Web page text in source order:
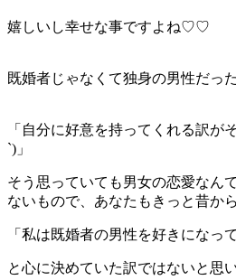
嬉しいし幸せな事ですよね♡♡
既婚者じゃなくて独身の男性だっ
「自分に好意を持ってくれる訳が
`)」
そう思っていても男女の恋愛なん
ないもので、あなたもきっと昔から
「私は既婚者の男性を好きになっ
と心に決めていた訳ではないと思